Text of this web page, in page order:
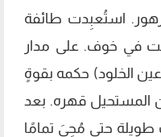
استُعبِدت طائفة
في خوف. على مدار
الخلود) حكمه بقوةٍ
قهره. بعد
طويلة حتى مُحِيَ تمامًا